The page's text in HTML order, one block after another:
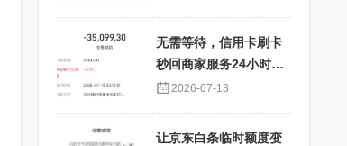
无需等待，信用卡刷卡
秒回商家服务24小时在
线 2026-07-13
让京东白条临时额度变